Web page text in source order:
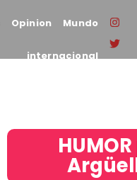
Opinion Mundo
internacional